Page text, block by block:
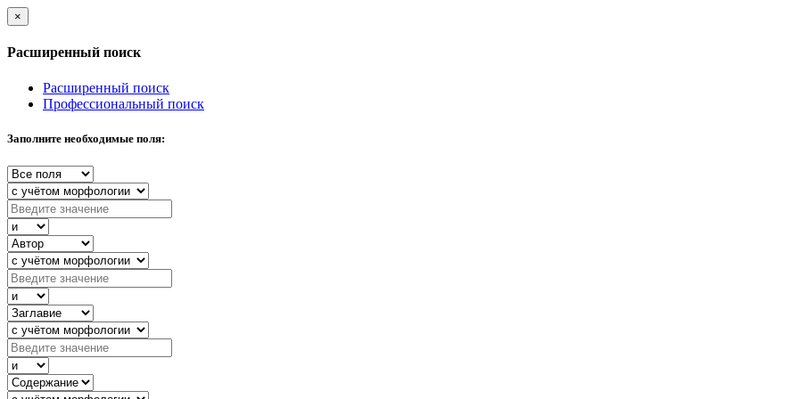
×
Расширенный поиск
Расширенный поиск
Профессиональный поиск
Заполните необходимые поля: